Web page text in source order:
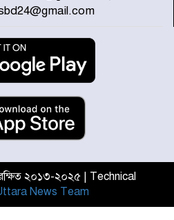
৫ দিন বৃষ্টির আভাস
বক্তব্য প্রচারে ভারতের সমর্থন
গণঅভ্যুত্থানে আহত যোদ্ধা
জুলাই গণঅভ্যুত্থানের ৯২
২০১৩-২০২৫ | Technical
News Team